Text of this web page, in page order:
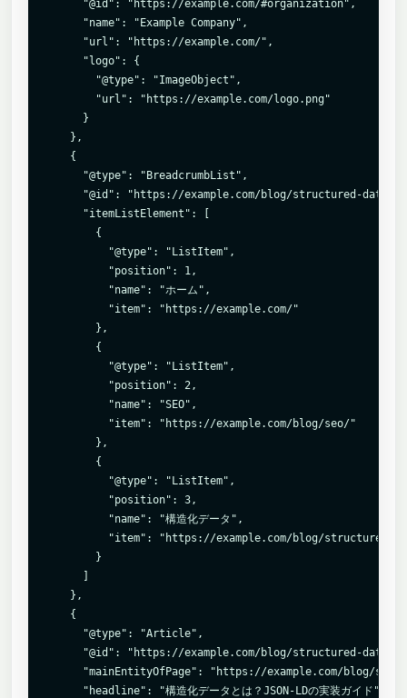
      "@id": "https://example.com/#organization",
      "name": "Example Company",
      "url": "https://example.com/",
      "logo": {
        "@type": "ImageObject",
        "url": "https://example.com/logo.png"
      }
    },
    {
      "@type": "BreadcrumbList",
"@id": "https://example.com/blog/structured-data/
      "itemListElement": [
        {
          "@type": "ListItem",
          "position": 1,
          "name": "ホーム",
          "item": "https://example.com/"
        },
        {
          "@type": "ListItem",
          "position": 2,
          "name": "SEO",
          "item": "https://example.com/blog/seo/"
        },
        {
          "@type": "ListItem",
          "position": 3,
          "name": "構造化データ",
"item": "https://example.com/blog/structured-
        }
      ]
    },
    {
      "@type": "Article",
"@id": "https://example.com/blog/structured-data/
"mainEntityOfPage": "https://example.com/blog/
      "headline": "構造化データとは？JSON-LDの実装ガイド",